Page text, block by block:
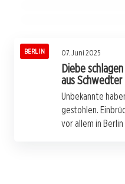
BERLIN 07. Juni 2025
Diebe
aus
Unbekannte
gestohlen.
vor allem in